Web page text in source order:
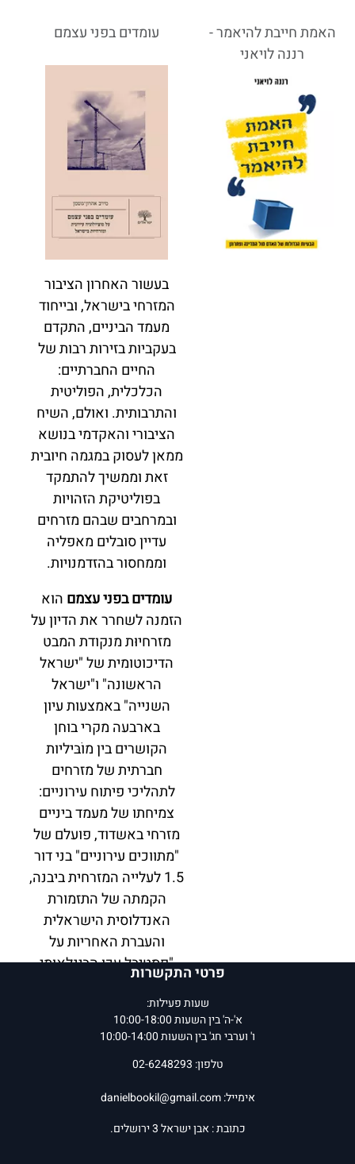
האמת חייבת להיאמר -
רננה לויאני
עומדים בפני עצמם
בעשור האחרון הציבור
המזרחי בישראל, ובייחוד
מעמד הביניים, התקדם
בעקביות בזירות רבות של
החיים החברתיים:
הכלכלית, הפוליטית
והתרבותית. ואולם, השיח
הציבורי והאקדמי בנושא
ממאן לעסוק במגמה חיובית
זאת וממשיך להתמקד
בפוליטיקת הזהויות
ובמרחבים שבהם מזרחים
עדיין סובלים מאפליה
וממחסור בהזדמנויות.
עומדים בפני עצמם הוא
הזמנה לשחרר את הדיון על
מזרחיוּת מנקודת המבט
הדיכוטומית של "ישראל
הראשונה" ו"ישראל
השנייה" באמצעות עיון
בארבעה מקרי בוחן
הקושרים בין מוֹבּיליות
חברתית של מזרחים
לתהליכי פיתוח עירוניים:
צמיחתו של מעמד ביניים
מזרחי באשדוד, פועלם של
"מתווכים עירוניים" בני דור
1.5 לעלייה המזרחית ביבנה,
הקמתה של התזמורת
האנדלוסית הישראלית
והעברת האחריות על
"פסטיבל עכו הבינלאומי
לתיאטרון אחר" לידי אנשי
תרבות בני העיר.
על בסיס מחקרים אמפיריים
ובכתיבה אישית לא
אהרון־גוטמןמותחת ביקורת
נוקבת על שיח הדיכוי,
פרטי התקשרות
שעות פעילות:
א'-ה' בין השעות 10:00-18:00
ו' וערבי חג' בין השעות 10:00-14:00
טלפון: 02-6248293
אימייל:danielbookil@gmail.com
כתובת : אבן ישראל 3 ירושלים.